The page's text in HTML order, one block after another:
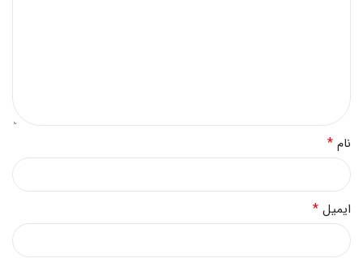
نام *
ایمیل *